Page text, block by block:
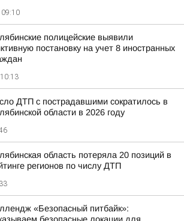
09:10
полицейские выявили
постановку на учет 8 иностранных
10:13
ДТП с пострадавшими сократилось в
области в 2026 году
область потеряла 20 позиций в
регионов по числу ДТП
«Безопасный питбайк»: